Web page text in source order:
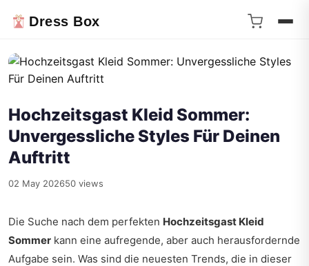
Dress Box
Hochzeitsgast Kleid Sommer:
Unvergessliche Styles Für Deinen
Auftritt
02 May 202650 views
Die Suche nach dem perfekten Hochzeitsgast Kleid
Sommer kann eine aufregende, aber auch herausfordernde
Aufgabe sein. Was sind die neuesten Trends, die in dieser